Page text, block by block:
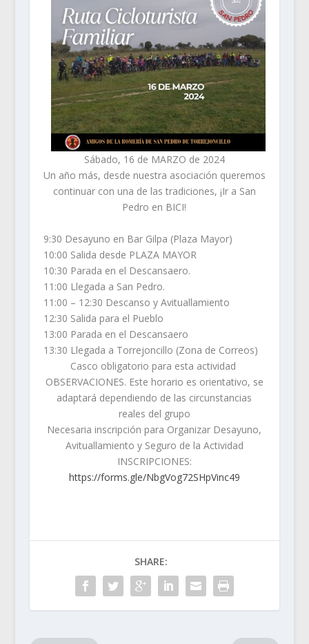
Sábado, 16 de MARZO de 2024
Un año más, desde nuestra asociación queremos
continuar con una de las tradiciones, ¡Ir a San
Pedro en BICI!
9:30 Desayuno en Bar Gilpa (Plaza Mayor)
10:00 Salida desde PLAZA MAYOR
10:30 Parada en el Descansaero.
11:00 Llegada a San Pedro.
11:00 – 12:30 Descanso y Avituallamiento
12:30 Salida para el Pueblo
13:00 Parada en el Descansaero
13:30 Llegada a Torrejoncillo (Zona de Correos)
Casco obligatorio para esta actividad
OBSERVACIONES. Este horario es orientativo, se
adaptará dependiendo de las circunstancias
reales del grupo
Necesaria inscripción para Organizar Desayuno,
Avituallamiento y Seguro de la Actividad
INSCRIPCIONES:
https://forms.gle/NbgVog72SHpVinc49
SHARE: